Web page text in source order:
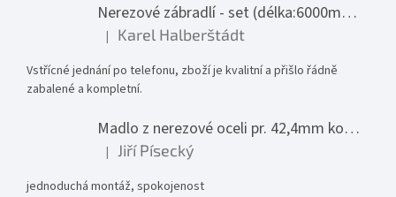
Nerezové zábradlí - set (délka:6000mm x výška:1000mm)
Hodnocení produktu je 5 z 5 hvězdiček.
| Karel Halberštádt
Vstřícné jednání po telefonu, zboží je kvalitní a přišlo řádně
zabalené a kompletní.
Madlo z nerezové oceli pr. 42,4mm komplet - model 0116 - 3000mm
Hodnocení produktu je 5 z 5 hvězdiček.
| Jiří Písecký
jednoduchá montáž, spokojenost